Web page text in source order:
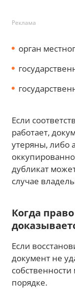
Реклама
орган
Если
работает,
утеряны, либо
дубликат
случае
Когда
Если
документ не
порядке.